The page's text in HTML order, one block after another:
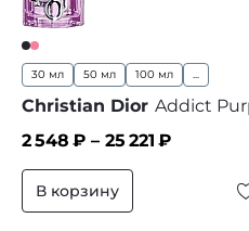
30 мл 50 мл 100 мл ...
Christian Dior Addict
2 548 ₽ – 25 221 ₽
В корзину